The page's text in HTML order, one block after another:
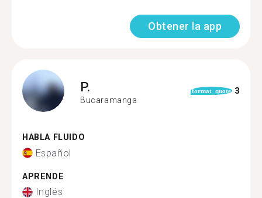
Obtener la app
P.
Bucaramanga
format_quote 3
HABLA FLUIDO
Español
APRENDE
Inglés